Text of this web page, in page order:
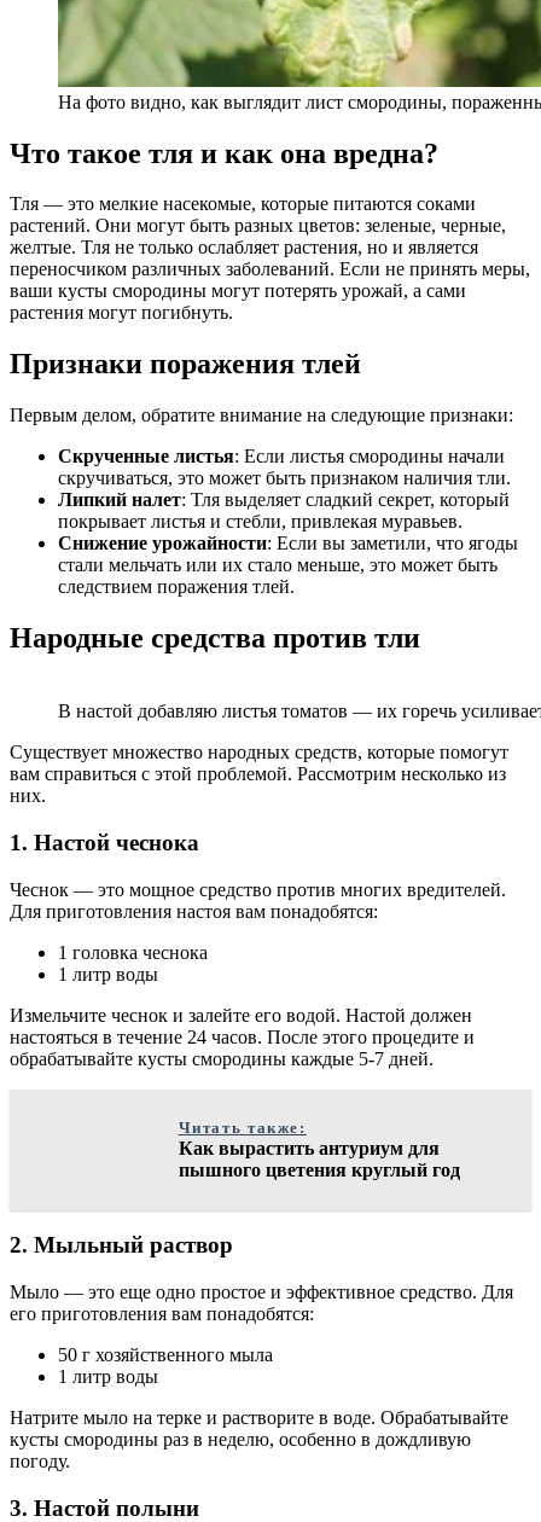
На фото видно, как выглядит лист смородины,
Что такое тля и как она вредна?
Тля — это мелкие насекомые, которые питаются соками
растений. Они могут быть разных цветов: зеленые, черные,
желтые. Тля не только ослабляет растения, но и является
переносчиком различных заболеваний. Если не принять меры,
ваши кусты смородины могут потерять урожай, а сами
растения могут погибнуть.
Признаки поражения тлей
Первым делом, обратите внимание на следующие признаки:
Скрученные листья: Если листья смородины начали
скручиваться, это может быть признаком наличия тли.
Липкий налет: Тля выделяет сладкий секрет, который
покрывает листья и стебли, привлекая муравьев.
Снижение урожайности: Если вы заметили, что ягоды
стали мельчать или их стало меньше, это может быть
следствием поражения тлей.
Народные средства против тли
В настой добавляю листья томатов — их горечь
Существует множество народных средств, которые помогут
вам справиться с этой проблемой. Рассмотрим несколько из
них.
1. Настой чеснока
Чеснок — это мощное средство против многих вредителей.
Для приготовления настоя вам понадобятся:
1 головка чеснока
1 литр воды
Измельчите чеснок и залейте его водой. Настой должен
настояться в течение 24 часов. После этого процедите и
обрабатывайте кусты смородины каждые 5-7 дней.
Читать также:
Как вырастить антуриум для
пышного цветения круглый год
2. Мыльный раствор
Мыло — это еще одно простое и эффективное средство. Для
его приготовления вам понадобятся:
50 г хозяйственного мыла
1 литр воды
Натрите мыло на терке и растворите в воде. Обрабатывайте
кусты смородины раз в неделю, особенно в дождливую
погоду.
3. Настой полыни